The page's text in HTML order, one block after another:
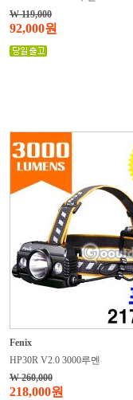
W 119,000
92,000원
Fenix
HP30R V2.0 3000루멘
W 260,000
218,000원